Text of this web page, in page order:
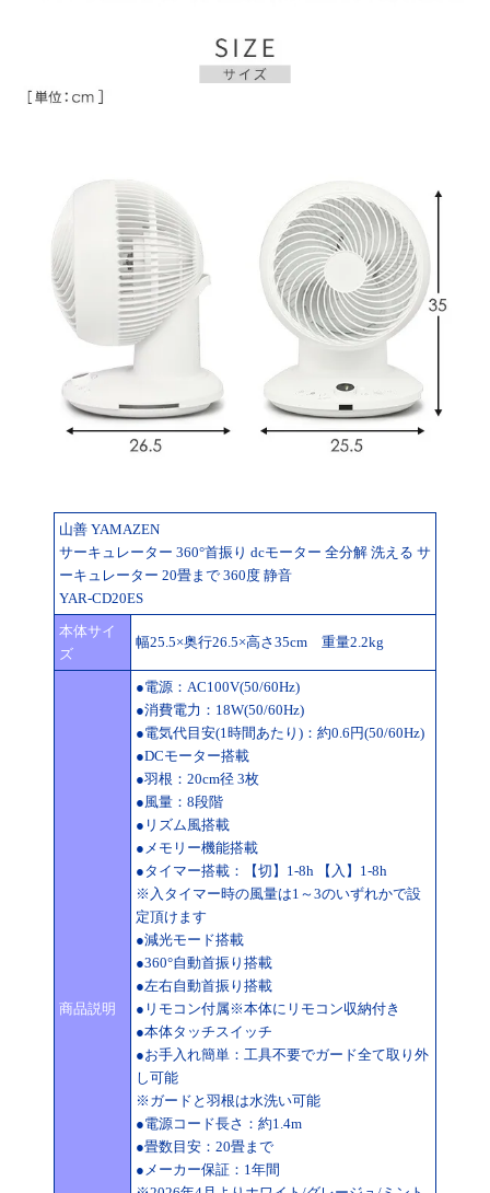
山善 YAMAZEN
サーキュレーター 360°首振り dcモーター 全分解 洗える サ
ーキュレーター 20畳まで 360度 静音
YAR-CD20ES
本体サイ
ズ
幅25.5×奥行26.5×高さ35cm 重量2.2kg
商品説明
●電源：AC100V(50/60Hz)
●消費電力：18W(50/60Hz)
●電気代目安(1時間あたり)：約0.6円(50/60Hz)
●DCモーター搭載
●羽根：20cm径 3枚
●風量：8段階
●リズム風搭載
●メモリー機能搭載
●タイマー搭載：【切】1-8h 【入】1-8h
※入タイマー時の風量は1～3のいずれかで設
定頂けます
●減光モード搭載
●360°自動首振り搭載
●左右自動首振り搭載
●リモコン付属※本体にリモコン収納付き
●本体タッチスイッチ
●お手入れ簡単：工具不要でガード全て取り外
し可能
※ガードと羽根は水洗い可能
●電源コード長さ：約1.4m
●畳数目安：20畳まで
●メーカー保証：1年間